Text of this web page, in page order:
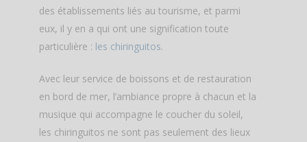
des établissements liés au tourisme, et parmi
eux, il y en a qui ont une signification toute
particulière : les chiringuitos.
Avec leur service de boissons et de restauration
en bord de mer, l’ambiance propre à chacun et la
musique qui accompagne le coucher du soleil,
les chiringuitos ne sont pas seulement des lieux